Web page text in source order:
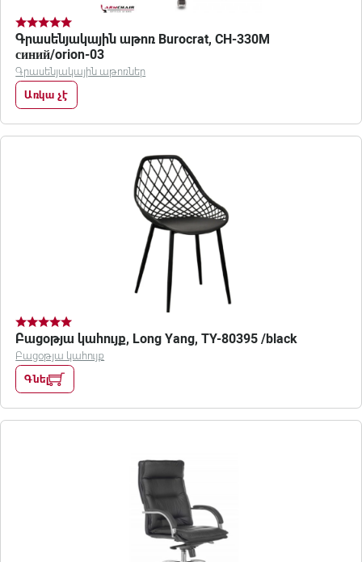
Գրասենյակային աթոռ Burocrat, CH-330M
синий/orion-03
Գրասենյակային աթոռներ
Առկա չէ
Բացօթյա կահույք, Long Yang, TY-80395 /black
Բացօթյա կահույք
Գնել